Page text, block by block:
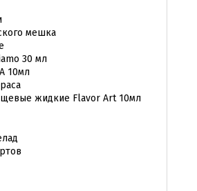
мешка
30 мл
10мл
жидкие Flavor Art 10мл